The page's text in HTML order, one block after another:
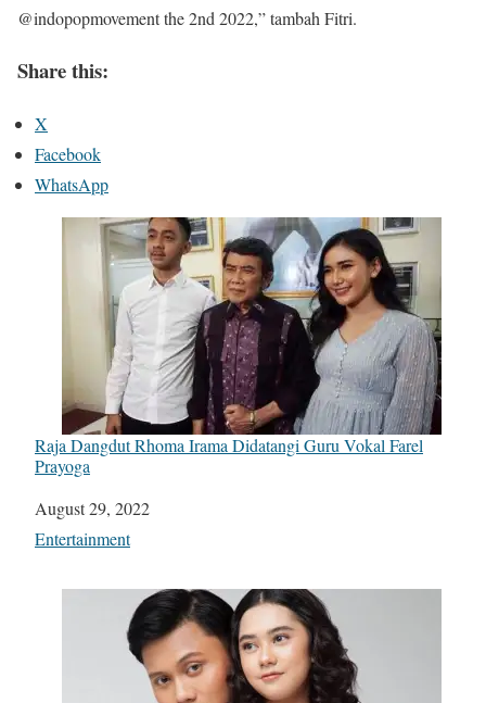
@indopopmovement the 2nd 2022,” tambah Fitri.
Share this:
X
Facebook
WhatsApp
Raja Dangdut Rhoma Irama Didatangi Guru Vokal Farel
Prayoga
Date
August 29, 2022
In relation to
Entertainment